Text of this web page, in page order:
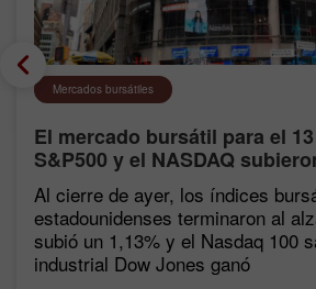
Mercados bursátiles
El mercado bursátil para el
S&P500 y el NASDAQ
tras las estadísticas de
Al cierre de ayer, los índices
estadounidenses terminaron al
subió un 1,13% y el Nasdaq 100
industrial Dow Jones ganó